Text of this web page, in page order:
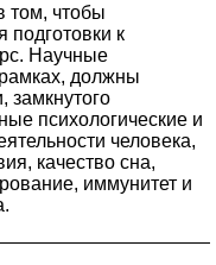
том, чтобы
подготовки к
Научные
должны
замкнутого
психологические и
человека,
качество сна,
иммунитет и